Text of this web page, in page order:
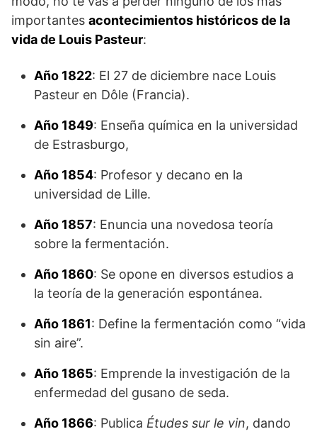
importantes acontecimientos históricos de la
vida de Louis Pasteur:
Año 1822: El 27 de diciembre nace Louis
Pasteur en Dôle (Francia).
Año 1849: Enseña química en la universidad
de Estrasburgo,
Año 1854: Profesor y decano en la
universidad de Lille.
Año 1857: Enuncia una novedosa teoría
sobre la fermentación.
Año 1860: Se opone en diversos estudios a
la teoría de la generación espontánea.
Año 1861: Define la fermentación como “vida
sin aire”.
Año 1865: Emprende la investigación de la
enfermedad del gusano de seda.
Año 1866: Publica Études sur le vin, dando